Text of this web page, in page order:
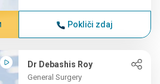
Pokliči zdaj
Dr Debashis Roy
General Surgery